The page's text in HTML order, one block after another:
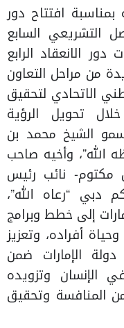
افتتاح دور
التشريعي السابع
الانعقاد الرابع
من مراحل التعاون
الاتحادي لتحقيق
تحويل الرؤية
الشيخ محمد بن
الله”، وأخيه صاحب
مكتوم- نائب رئيس
دبي “رعاه الله”،
إلى خطط وبرامج
أفراده، وتعزيز
الإمارات ضمن
الإنسان وتزويده
من المنافسة وتحقيق